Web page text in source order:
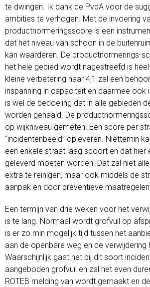
te dwingen. Ik dank de PvdA voor de
ambities te verhogen. Met de invoering
productnormeringsscore is een
dat het niveau van schoon in de
kan waarderen. De productnormerings-
het hele gebied wordt nagestreefd is
kleine verbetering naar 4,1 zal een
inspanning in capaciteit en daarmee ook
is wel de bedoeling dat in alle gebieden
worden gehaald. De
op wijkniveau gemeten. Een score per
“incidentenbeeld” opleveren. Niettemin
een enkele straat laag scoort en dat hier
geleverd moeten worden. Dat zal niet
extra te reinigen, maar ook middels de
aanpak en door preventieve maatregelen.
Een termijn van drie weken voor het
is te lang. Normaal wordt grofvuil op
is er zo min mogelijk tijd tussen het
aan de openbare weg en de verwijdering
Waarschijnlijk gaat het bij dit soort
aangeboden grofvuil en zal het even
ROTEB melding van wordt gemaakt en